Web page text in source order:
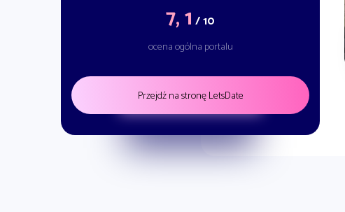
7, 1 / 10
ocena ogólna portalu
Przejdź na stronę LetsDate